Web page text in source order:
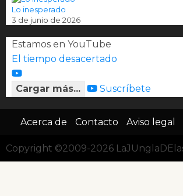
Lo inesperado
3 de junio de 2026
Estamos en YouTube
El tiempo desacertado
Cargar más... Suscríbete
Acerca de Contacto Aviso legal
Copyright ©2009-2026